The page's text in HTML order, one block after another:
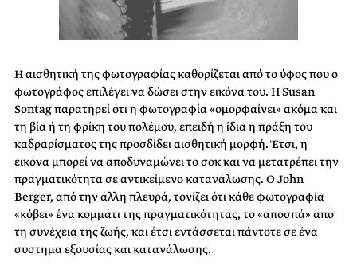
Η αισθητική της φωτογραφίας καθορίζεται από το ύφος που ο
φωτογράφος επιλέγει να δώσει στην εικόνα του. Η Susan
Sontag παρατηρεί ότι η φωτογραφία «ομορφαίνει» ακόμα και
τη βία ή τη φρίκη του πολέμου, επειδή η ίδια η πράξη του
καδραρίσματος της προσδίδει αισθητική μορφή. Έτσι, η
εικόνα μπορεί να αποδυναμώνει το σοκ και να μετατρέπει την
πραγματικότητα σε αντικείμενο κατανάλωσης. Ο John
Berger, από την άλλη πλευρά, τονίζει ότι κάθε φωτογραφία
«κόβει» ένα κομμάτι της πραγματικότητας, το «αποσπά» από
τη συνέχεια της ζωής, και έτσι εντάσσεται πάντοτε σε ένα
σύστημα εξουσίας και κατανάλωσης.